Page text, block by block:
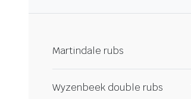
Martindale rubs
Wyzenbeek double rubs